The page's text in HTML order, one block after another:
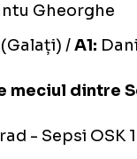
Gheorghe
/A1:
dintre
- Sepsi